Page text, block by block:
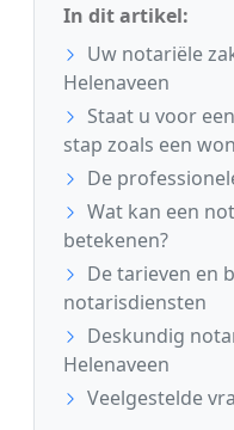
In dit artikel:
Uw notariële
Helenaveen
Staat u voor
stap zoals een
De
Wat kan een
betekenen?
De tarieven en
notarisdiensten
Deskundig
Helenaveen
Veelgestelde